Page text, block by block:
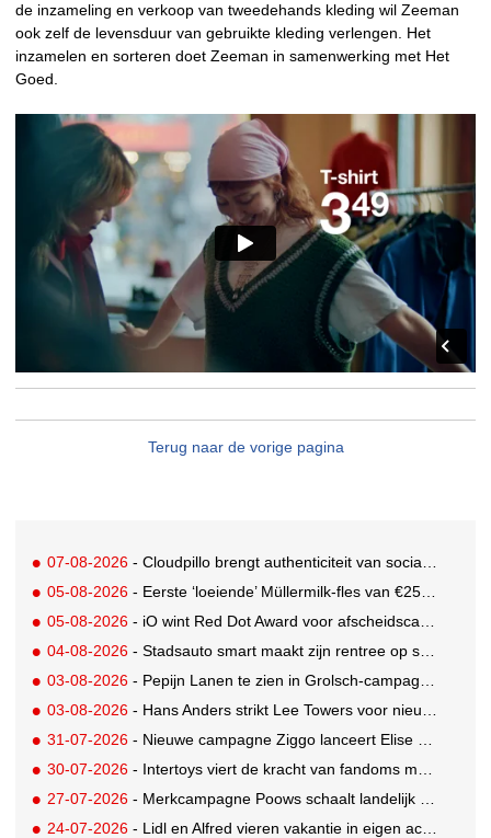
de inzameling en verkoop van tweedehands kleding wil Zeeman
ook zelf de levensduur van gebruikte kleding verlengen. Het
inzamelen en sorteren doet Zeeman in samenwerking met Het
Goed.
Terug naar de vorige pagina
07-08-2026 - Cloudpillo brengt authenticiteit van social naar tv
05-08-2026 - Eerste ‘loeiende’ Müllermilk-fles van €25.000,- gevonden
05-08-2026 - iO wint Red Dot Award voor afscheidscampagne Peter Houtman bij Feyenoord
04-08-2026 - Stadsauto smart maakt zijn rentree op straat met een wereldwijde muurschilderingcampagne
03-08-2026 - Pepijn Lanen te zien in Grolsch-campagne voor nieuwe Grolsch CAL
03-08-2026 - Hans Anders strikt Lee Towers voor nieuwe campagne
31-07-2026 - Nieuwe campagne Ziggo lanceert Elise Schaap als expert over de Nederlandse voetbalbeleving
30-07-2026 - Intertoys viert de kracht van fandoms met nieuwe social media campagne rondom Olivia Rodrigo
27-07-2026 - Merkcampagne Poows schaalt landelijk op met gerichte Out of Home strategie
24-07-2026 - Lidl en Alfred vieren vakantie in eigen achtertuin